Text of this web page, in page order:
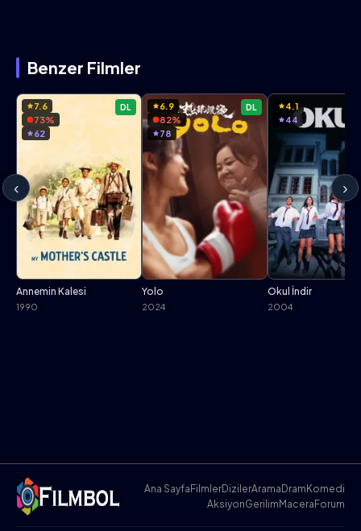
Benzer Filmler
‹
DL
7.6
73%
62
Annemin Kalesi
1990
DL
6.9
82%
78
Yolo
2024
4.1
44
Okul İndir
2004
›
Ana SayfaFilmlerDizilerAramaDramKomedi
AksiyonGerilimMaceraForum